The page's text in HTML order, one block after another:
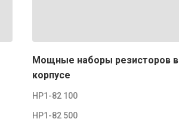
Мощные наборы резисторов в
корпусе
НР1-82 100
НР1-82 500